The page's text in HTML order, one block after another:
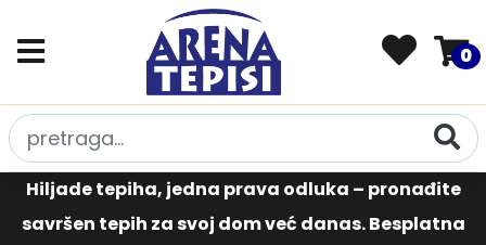
0
Hiljade tepiha, jedna prava odluka – pronađite
savršen tepih za svoj dom već danas. Besplatna